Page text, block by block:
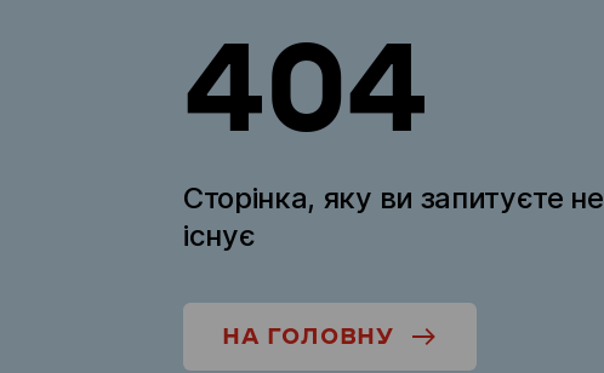
404
Сторінка, яку ви запитуєте не
існує
НА ГОЛОВНУ